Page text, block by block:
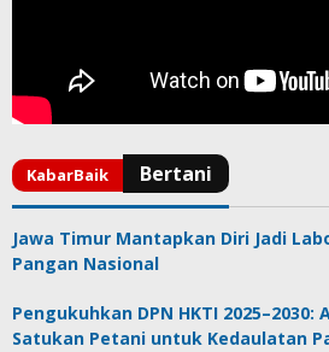
Jawa Timur Mantapkan Diri Jadi
Pangan Nasional
Pengukuhkan DPN HKTI 2025–2030:
Satukan Petani untuk Kedaulatan